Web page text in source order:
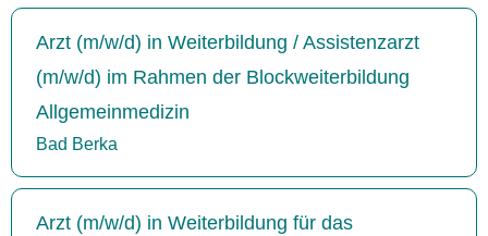
Arzt (m/w/d) in Weiterbildung / Assistenzarzt
(m/w/d) im Rahmen der Blockweiterbildung
Allgemeinmedizin
Bad Berka
Arzt (m/w/d) in Weiterbildung für das